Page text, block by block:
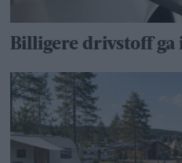
Billigere drivstoff